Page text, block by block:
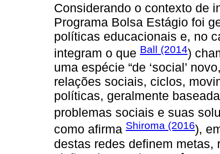
Considerando o contexto de
Programa Bolsa Estágio foi
políticas educacionais e, no
integram o que Ball (2014)
uma espécie “de ‘social’
relações sociais, ciclos,
políticas, geralmente
problemas sociais e suas
como afirma Shiroma (2016),
destas redes definem